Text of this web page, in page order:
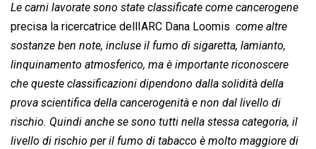
Le carni lavorate sono state classificate come cancerogene
precisa la ricercatrice dellIARC Dana Loomis  come altre
sostanze ben note, incluse il fumo di sigaretta, lamianto,
linquinamento atmosferico, ma è importante riconoscere
che queste classificazioni dipendono dalla solidità della
prova scientifica della cancerogenità e non dal livello di
rischio. Quindi anche se sono tutti nella stessa categoria, il
livello di rischio per il fumo di tabacco è molto maggiore di